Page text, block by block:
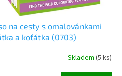
na cesty s omalovánkami
a koťátka (0703)
Skladem (5 ks)